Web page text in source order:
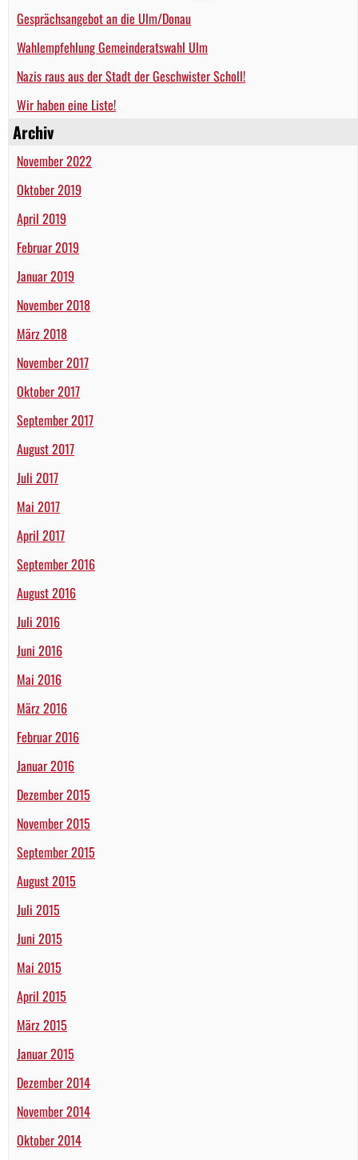
Gesprächsangebot an die Ulm/Donau
Wahlempfehlung Gemeinderatswahl Ulm
Nazis raus aus der Stadt der Geschwister Scholl!
Wir haben eine Liste!
Archiv
November 2022
Oktober 2019
April 2019
Februar 2019
Januar 2019
November 2018
März 2018
November 2017
Oktober 2017
September 2017
August 2017
Juli 2017
Mai 2017
April 2017
September 2016
August 2016
Juli 2016
Juni 2016
Mai 2016
März 2016
Februar 2016
Januar 2016
Dezember 2015
November 2015
September 2015
August 2015
Juli 2015
Juni 2015
Mai 2015
April 2015
März 2015
Januar 2015
Dezember 2014
November 2014
Oktober 2014